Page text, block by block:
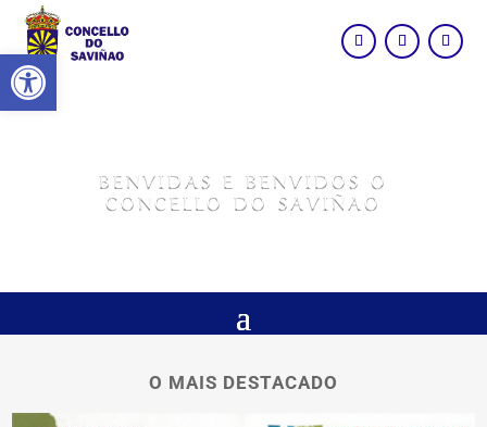
Abrir barra de ferramentas
BENVIDAS E BENVIDOS O
CONCELLO DO SAVIÑAO
O MAIS DESTACADO